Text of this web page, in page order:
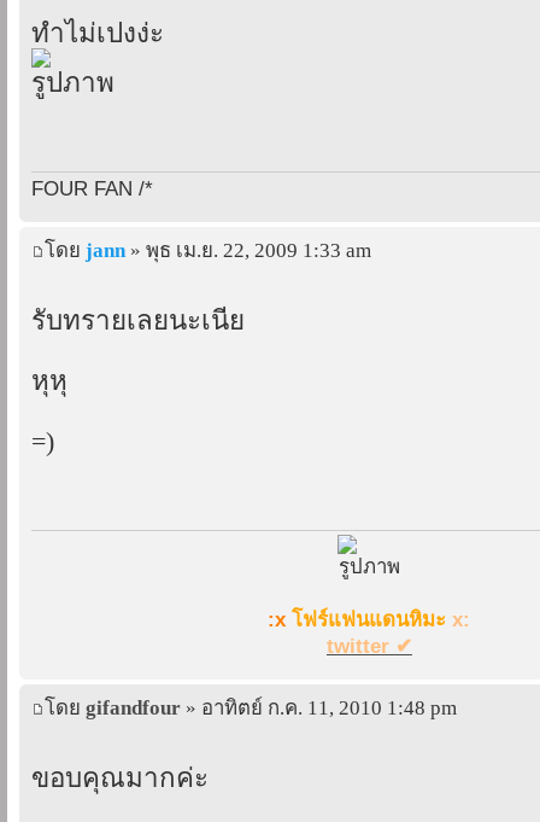
ทำไม่เปงง่ะ
FOUR FAN /*
โดย jann» พุธ เม.ย. 22, 2009 1:33 am
รับทรายเลยนะเนี่ย
หุหุ
=)
:x โฟร์แฟนแดนหิมะ x:
twitter ✔
โดย gifandfour » อาทิตย์ ก.ค. 11, 2010 1:48 pm
ขอบคุณมากค่ะ